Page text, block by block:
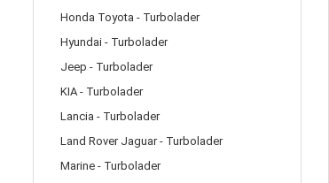
Honda Toyota - Turbolader
Hyundai - Turbolader
Jeep - Turbolader
KIA - Turbolader
Lancia - Turbolader
Land Rover Jaguar - Turbolader
Marine - Turbolader